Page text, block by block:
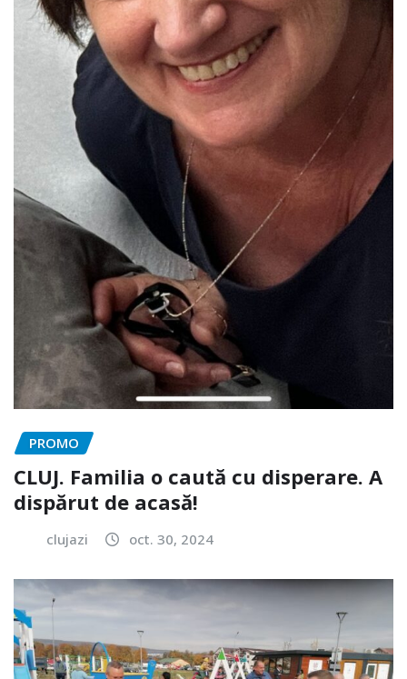
PROMO
CLUJ. Familia o caută cu disperare. A
dispărut de acasă!
clujazi oct. 30, 2024